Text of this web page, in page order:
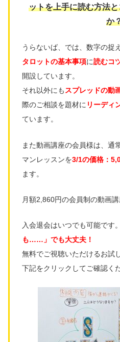
ットを上手に読む方法
か
うらないば、では、数字の捉
タロットの基本事項に読むコ
開設しています。
それ以外にも スプレッドの動
際のご相談を題材に リーディ
ています。
また動画講座の会員様は、通
マンレッスンを3/1の価格：
ます。
月額2,860円の会員制の動画
入会退会はいつでも可能です。
も……」でも大丈夫！
無料でご視聴いただけるお試
下記をクリックしてご確認く